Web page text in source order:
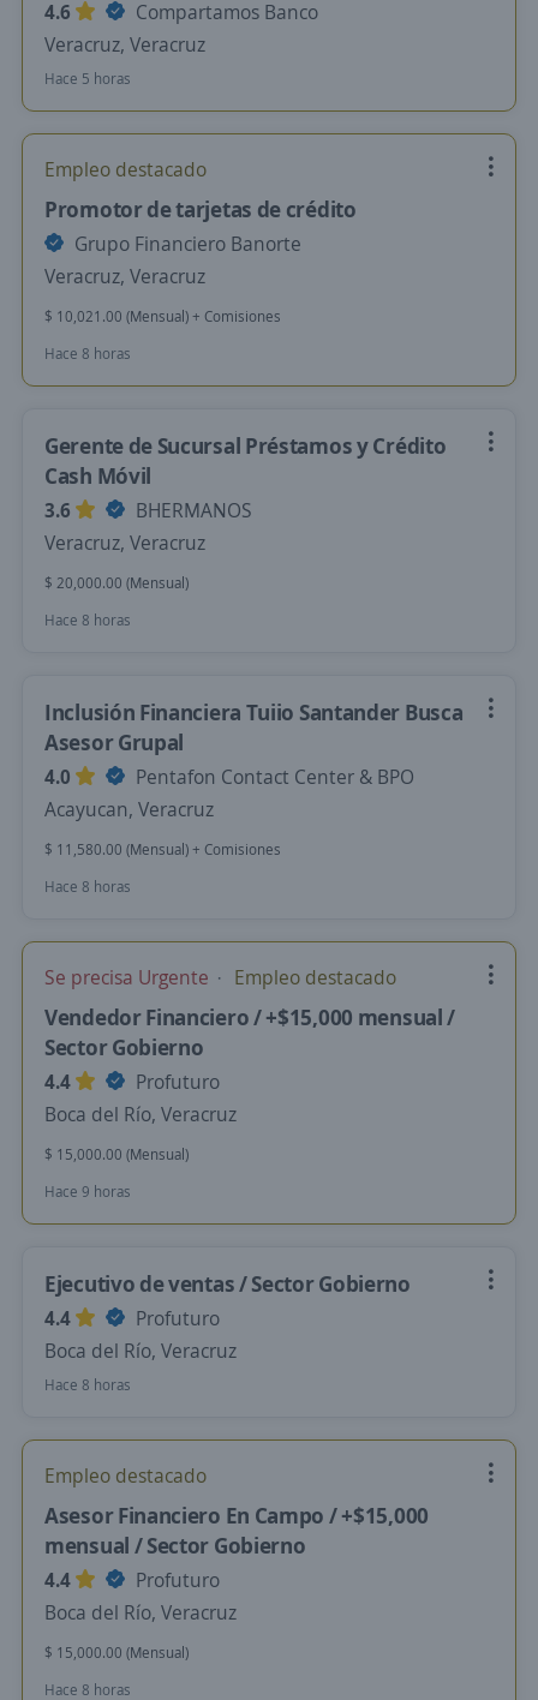
4.6
Compartamos Banco
Veracruz, Veracruz
Hace 5 horas
Empleo destacado
Promotor de tarjetas de crédito
Grupo Financiero Banorte
Veracruz, Veracruz
$ 10,021.00 (Mensual) + Comisiones
Hace 8 horas
Gerente de Sucursal Préstamos y Crédito
Cash Móvil
3.6
BHERMANOS
Veracruz, Veracruz
$ 20,000.00 (Mensual)
Hace 8 horas
Inclusión Financiera Tuiio Santander Busca
Asesor Grupal
4.0
Pentafon Contact Center & BPO
Acayucan, Veracruz
$ 11,580.00 (Mensual) + Comisiones
Hace 8 horas
Se precisa Urgente Empleo destacado
Vendedor Financiero / +$15,000 mensual /
Sector Gobierno
4.4
Profuturo
Boca del Río, Veracruz
$ 15,000.00 (Mensual)
Hace 9 horas
Ejecutivo de ventas / Sector Gobierno
4.4
Profuturo
Boca del Río, Veracruz
Hace 8 horas
Empleo destacado
Asesor Financiero En Campo / +$15,000
mensual / Sector Gobierno
4.4
Profuturo
Boca del Río, Veracruz
$ 15,000.00 (Mensual)
Hace 8 horas